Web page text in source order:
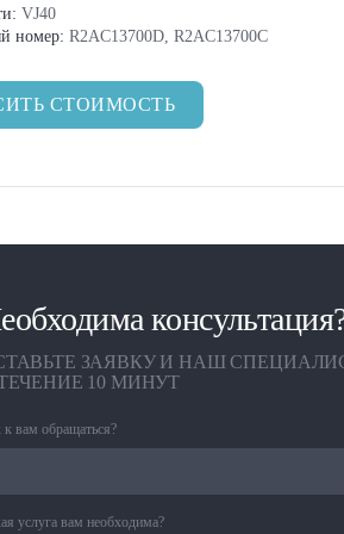
VJ40
номер: R2AC13700D, R2AC13700C
СТОИМОСТЬ
ЗАЯВКУ И НАШ
10 МИНУТ
к вам обращаться?
услуга вам необходима?